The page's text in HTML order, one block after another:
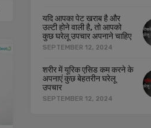
यदि आपका पेट खराब है और
उल्टी होने वाली है, तो आपको
कुछ घरेलू उपचार अपनाने चाहिए
SEPTEMBER 12, 2024
शरीर में यूरिक एसिड कम करने के
अपनाएं कुछ बेहतरीन घरेलू
उपचार
SEPTEMBER 12, 2024